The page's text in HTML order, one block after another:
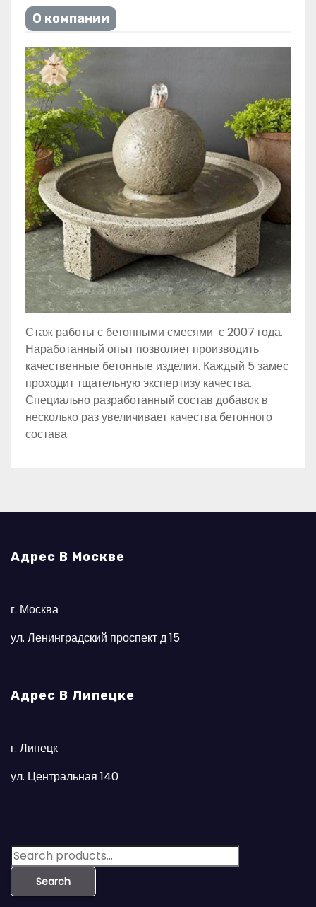
О компании
Стаж работы с бетонными смесями с 2007 года.
Наработанный опыт позволяет производить
качественные бетонные изделия. Каждый 5 замес
проходит тщательную экспертизу качества.
Специально разработанный состав добавок в
несколько раз увеличивает качества бетонного
состава.
Адрес В Москве
г. Москва
ул. Ленинградский проспект д 15
Адрес В Липецке
г. Липецк
ул. Центральная 140
S
e
Search